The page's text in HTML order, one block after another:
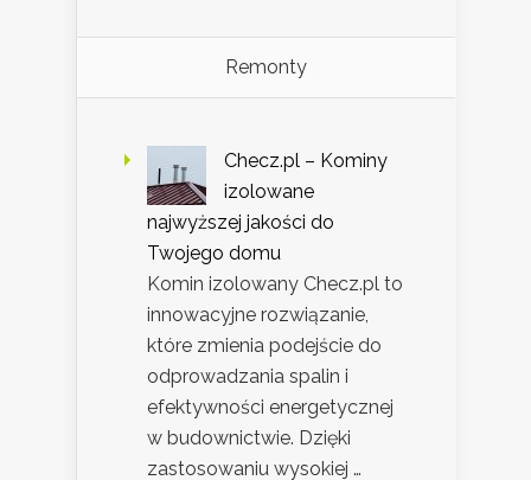
Remonty
Checz.pl – Kominy
izolowane
najwyższej jakości do
Twojego domu
Komin izolowany Checz.pl to
innowacyjne rozwiązanie,
które zmienia podejście do
odprowadzania spalin i
efektywności energetycznej
w budownictwie. Dzięki
zastosowaniu wysokiej …